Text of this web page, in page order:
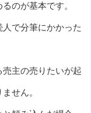
のが基本です。
で分筆にかかった
主の売りたいが起
せん。